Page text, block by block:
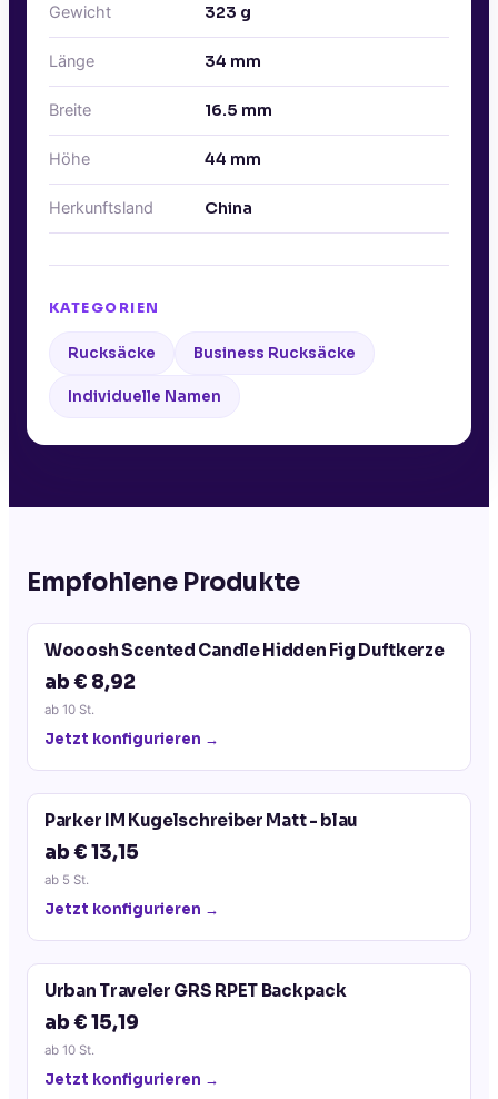
Gewicht 323 g
Länge 34 mm
Breite 16.5 mm
Höhe 44 mm
Herkunftsland China
KATEGORIEN
Rucksäcke Business Rucksäcke
Individuelle Namen
Empfohlene Produkte
Wooosh Scented Candle Hidden Fig Duftkerze
ab € 8,92
ab 10 St.
Jetzt konfigurieren →
Parker IM Kugelschreiber Matt - blau
ab € 13,15
ab 5 St.
Jetzt konfigurieren →
Urban Traveler GRS RPET Backpack
ab € 15,19
ab 10 St.
Jetzt konfigurieren →